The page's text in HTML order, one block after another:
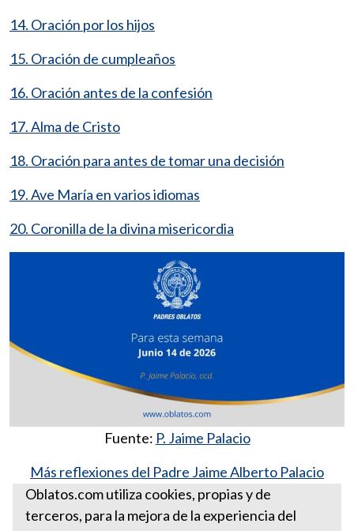
14. Oración por los hijos
15. Oración de cumpleaños
16. Oración antes de la confesión
17. Alma de Cristo
18. Oración para antes de tomar una decisión
19. Ave María en varios idiomas
20. Coronilla de la divina misericordia
Fuente: P. Jaime Palacio
Más reflexiones del Padre Jaime Alberto Palacio
González, ocd
Oblatos.com utiliza cookies, propias y de
terceros, para la mejora de la experiencia del